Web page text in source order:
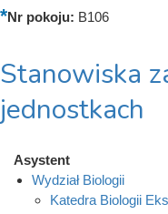
Nr pokoju: B106
Stanowiska
jednostkach
Asystent
Wydział Biologii
Katedra Biologii